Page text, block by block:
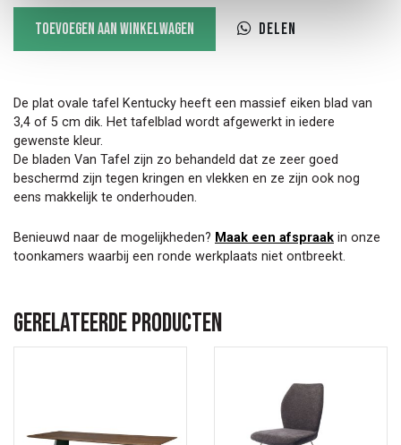
ovale
tafel
Toevoegen aan winkelwagen Delen
De plat ovale tafel Kentucky heeft een massief eiken blad van
3,4 of 5 cm dik. Het tafelblad wordt afgewerkt in iedere
gewenste kleur.
De bladen Van Tafel zijn zo behandeld dat ze zeer goed
beschermd zijn tegen kringen en vlekken en ze zijn ook nog
eens makkelijk te onderhouden.
Benieuwd naar de mogelijkheden? Maak een afspraak in onze
toonkamers waarbij een ronde werkplaats niet ontbreekt.
Gerelateerde producten